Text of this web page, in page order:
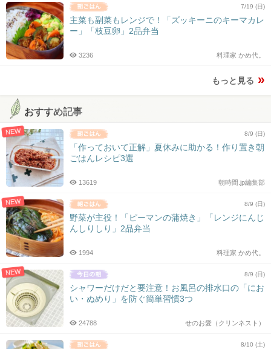
7/19 (日)
主菜も副菜もレンジで！「ズッキーニのキーマカレ
ー」「枝豆卵」2品弁当
料理家 かめ代。
3236
もっと見る
おすすめ記事
NEW 8/9 (日)
「作っておいて正解」夏休みに助かる！作り置き朝
ごはんレシピ3選
朝時間.jp編集部
13619
NEW 8/9 (日)
野菜が主役！「ピーマンの蒲焼き」「レンジにんじ
んしりしり」2品弁当
料理家 かめ代。
1994
NEW 8/9 (日)
シャワーだけだと要注意！お風呂の排水口の「にお
い・ぬめり」を防ぐ簡単習慣3つ
せのお愛（クリンネスト）
24788
8/10 (土)